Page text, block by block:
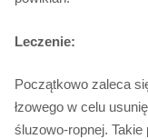
Leczenie:
Początkowo zaleca
łzowego w celu
śluzowo-ropnej.